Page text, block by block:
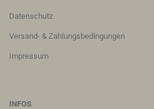
Datenschutz
Versand- & Zahlungsbedingungen
Impressum
INFOS